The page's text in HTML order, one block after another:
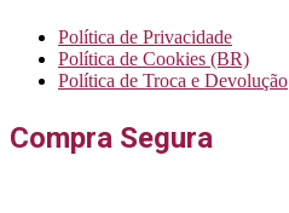
Política de Privacidade
Política de Cookies (BR)
Política de Troca e Devolução
Compra Segura